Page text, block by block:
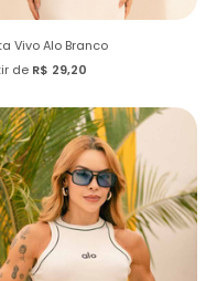
Vivo Alo Branco
de R$ 29,20